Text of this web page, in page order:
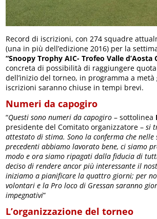
Record di iscrizioni, con 274 squadre
(una in più dell’edizione 2016) per la
“Snoopy Trophy AIC- Trofeo Valle d’Aosta
concreta di possibilità di raggiungere
dell’inizio del torneo, in programma a metà
iscrizioni saranno chiuse in tempi brevi.
Numeri da capogiro
“Questi sono numeri da capogiro – sottolinea
presidente del Comitato organizzatore – si
attestato di stima. Sono la conferma che nelle
precedenti abbiamo lavorato bene, ci siamo
modo e ora siamo ripagati dalla fiducia di
deciso di rendere ancor più interessante il
iniziamo a pianificare la quattro giorni; per
volontari e la Pro loco di Gressan saranno
impegnativi”
L’organizzazione del torneo